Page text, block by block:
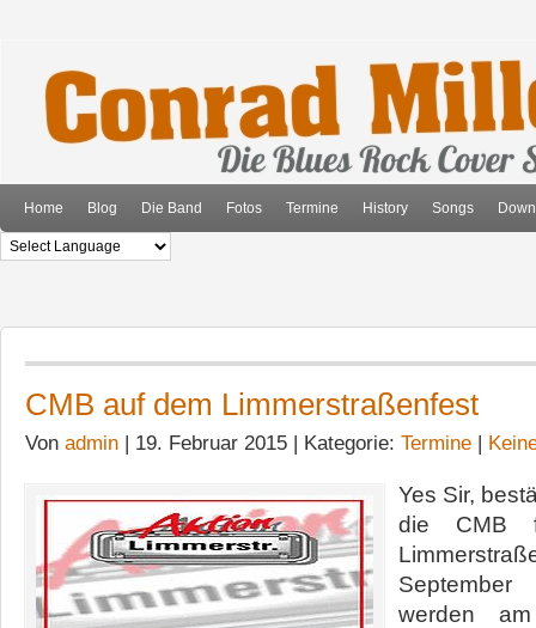
Home Blog Die Band Fotos Termine History Songs
CMB auf dem Limmerstraßenfest
Von admin | 19. Februar 2015 | Kategorie: Termine |
Yes Sir,
die CMB
werden